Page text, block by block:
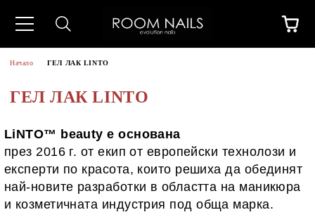
Начало ГЕЛ ЛАК LINTO
ГЕЛ ЛАК LINTO
LiNTO™ beauty е основана
през 2016 г. от екип от европейски технолози и
експерти по красота, които решиха да обединят
най-новите разработки в областта на маникюра
и козметичната индустрия под обща марка.